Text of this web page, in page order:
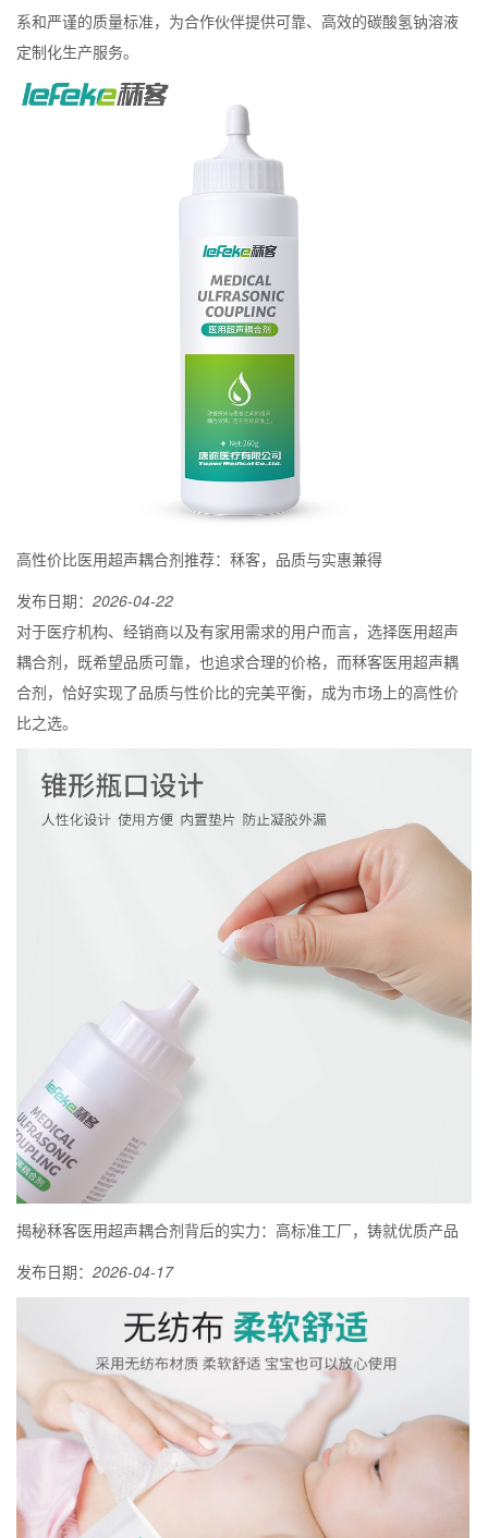
系和严谨的质量标准，为合作伙伴提供可靠、高效的碳酸氢钠溶液
定制化生产服务。
高性价比医用超声耦合剂推荐：秝客，品质与实惠兼得
发布日期： 2026-04-22
对于医疗机构、经销商以及有家用需求的用户而言，选择医用超声
耦合剂，既希望品质可靠，也追求合理的价格，而秝客医用超声耦
合剂，恰好实现了品质与性价比的完美平衡，成为市场上的高性价
比之选。
揭秘秝客医用超声耦合剂背后的实力：高标准工厂，铸就优质产品
发布日期： 2026-04-17